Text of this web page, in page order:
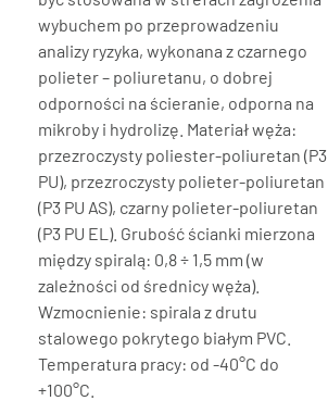
wybuchem po przeprowadzeniu
analizy ryzyka, wykonana z czarnego
polieter – poliuretanu, o dobrej
odporności na ścieranie, odporna na
mikroby i hydrolizę. Materiał węża:
przezroczysty poliester-poliuretan (P3
PU), przezroczysty polieter-poliuretan
(P3 PU AS), czarny polieter-poliuretan
(P3 PU EL). Grubość ścianki mierzona
między spiralą: 0,8 ÷ 1,5 mm (w
zależności od średnicy węża).
Wzmocnienie: spirala z drutu
stalowego pokrytego białym PVC.
Temperatura pracy: od -40°C do
+100°C.